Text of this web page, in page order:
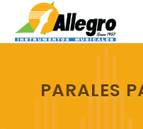
PARALES